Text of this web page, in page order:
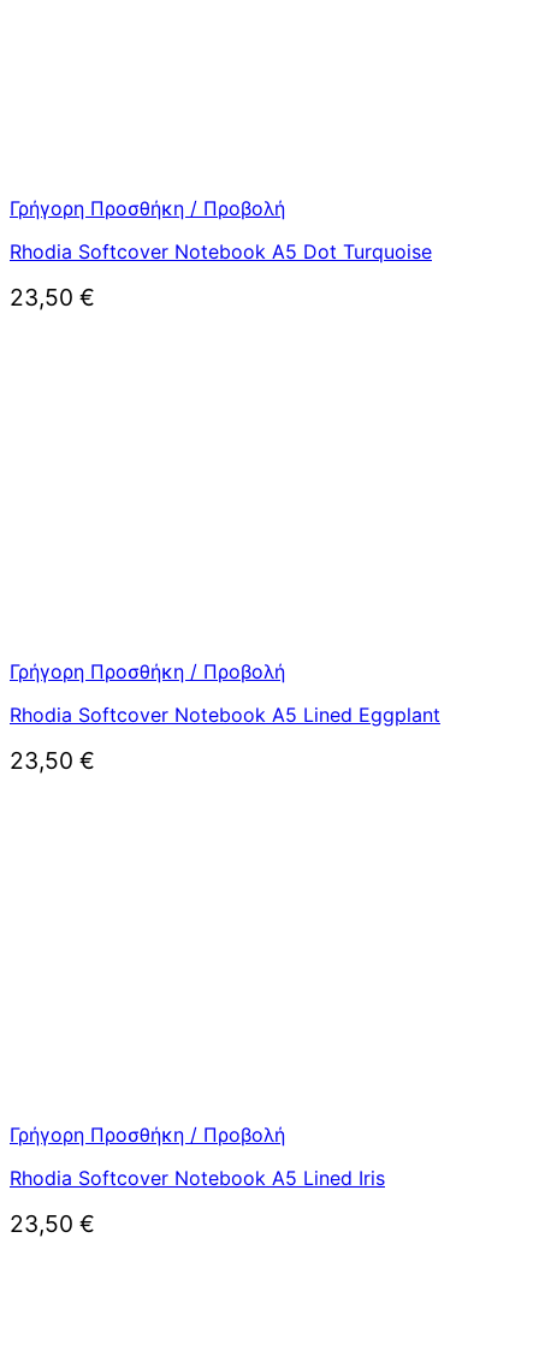
Γρήγορη Προσθήκη / Προβολή
Rhodia Softcover Notebook A5 Dot Turquoise
23,50 €
Γρήγορη Προσθήκη / Προβολή
Rhodia Softcover Notebook A5 Lined Eggplant
23,50 €
Γρήγορη Προσθήκη / Προβολή
Rhodia Softcover Notebook A5 Lined Iris
23,50 €